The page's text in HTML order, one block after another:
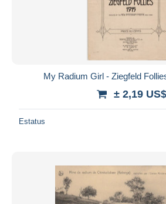
My Radium Girl - Ziegfeld
± 2,19 US$
Estatus